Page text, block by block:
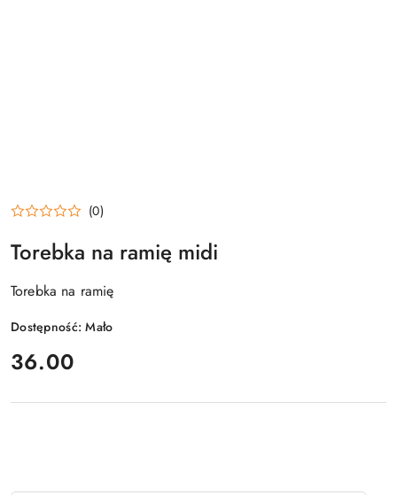
(0)
Torebka na ramię midi
Torebka na ramię
Dostępność:Mało
cena:
36.00